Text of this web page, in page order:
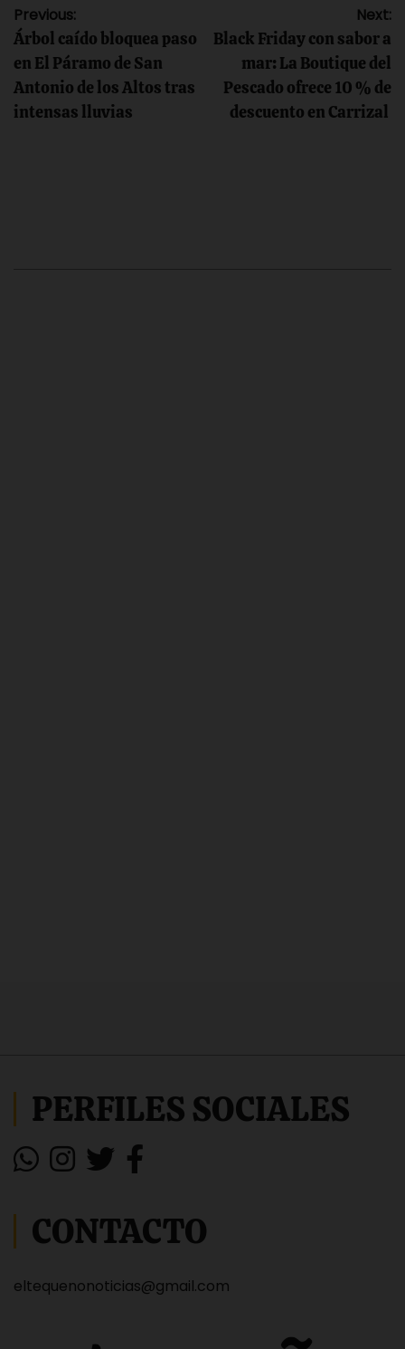
Navegación
de
entradas
Previous:
Árbol caído bloquea paso
en El Páramo de San
Antonio de los Altos tras
intensas lluvias
Next:
Black Friday con sabor a
mar: La Boutique del
Pescado ofrece 10 % de
descuento en Carrizal
PERFILES SOCIALES
CONTACTO
eltequenonoticias@gmail.com